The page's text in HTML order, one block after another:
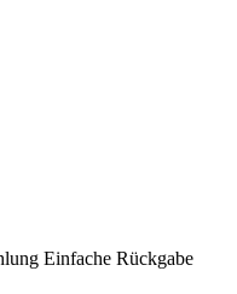
Einfache Rückgabe